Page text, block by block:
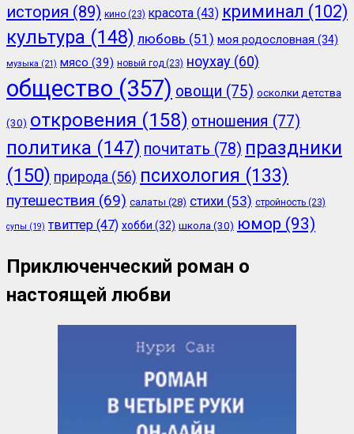
история (89) кино (23) красота (43) криминал (102)
культура (148) любовь (51) моя родословная (34)
музыка (21) мясо (39) новый год (23) ноухау (60)
общество (357) овощи (75) осколки детства
(30) откровения (158) отношения (77)
политика (147) почитать (78) праздники
(150) природа (56) психология (133)
путешествия (69) салаты (28) стихи (53) стройность (23)
супы (19) твиттер (47) хобби (32) школа (30) юмор (93)
Приключенческий роман о
настоящей любви